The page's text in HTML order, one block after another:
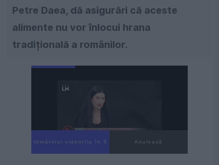
Petre Daea, dă asigurări că aceste
alimente nu vor înlocui hrana
tradițională a românilor.
Următorul videoclip în 4 Anulează